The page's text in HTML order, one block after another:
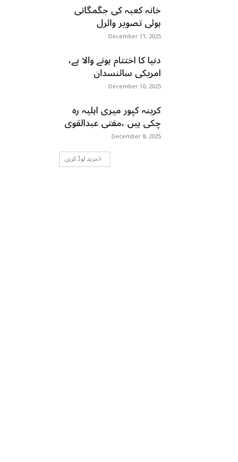
خانہ کعبہ کی جگمگاتی
ہوئی تصویر وائرل
December 11, 2025
دنیا کا اختتام ہونے والا ہے،
امریکی سائنسدان
December 10, 2025
کرینہ کپور میری اہلیہ رہ
چکی ہیں ،مفتی عبدالقوی
December 8, 2025
مزید لوڈ کریں